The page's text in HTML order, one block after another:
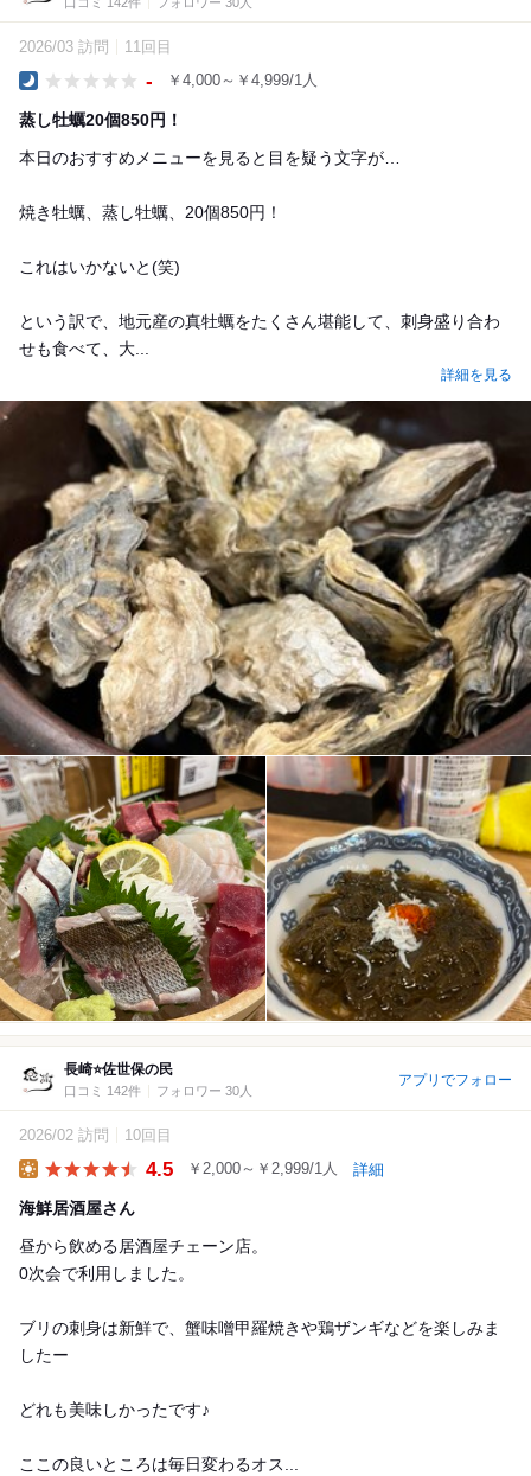
2026/03 訪問 11回目
- ￥4,000～￥4,999/1人
蒸し牡蠣20個850円！
本日のおすすめメニューを見ると目を疑う文字が…
焼き牡蠣、蒸し牡蠣、20個850円！
これはいかないと(笑)
という訳で、地元産の真牡蠣をたくさん堪能して、刺身盛り合わ
せも食べて、大...
詳細を見る
長崎⭐️佐世保の民
口コミ 142件 フォロワー 30人
アプリでフォロー
2026/02 訪問 10回目
4.5 ￥2,000～￥2,999/1人 詳細
海鮮居酒屋さん
昼から飲める居酒屋チェーン店。
0次会で利用しました。
ブリの刺身は新鮮で、蟹味噌甲羅焼きや鶏ザンギなどを楽しみま
したー
どれも美味しかったです♪
ここの良いところは毎日変わるオス...